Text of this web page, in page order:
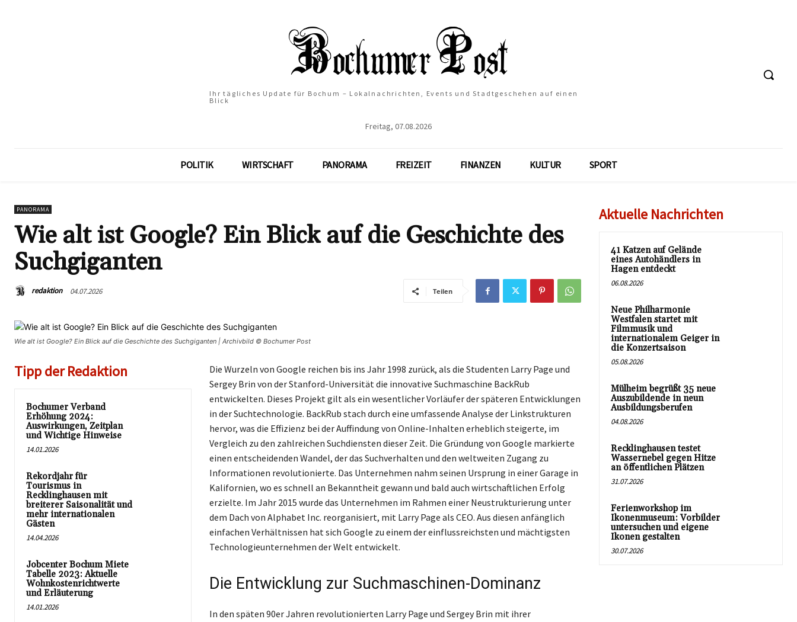
Ihr tägliches Update für Bochum – Lokalnachrichten, Events und Stadtgeschehen auf einen
Blick
Freitag, 07.08.2026
POLITIK WIRTSCHAFT PANORAMA FREIZEIT FINANZEN KULTUR SPORT
PANORAMA
Wie alt ist Google? Ein Blick auf die Geschichte des
Suchgiganten
redaktion 04.07.2026 Teilen
Wie alt ist Google? Ein Blick auf die Geschichte des Suchgiganten | Archivbild © Bochumer Post
Tipp der Redaktion
Bochumer Verband
Erhöhung 2024:
Auswirkungen, Zeitplan
und Wichtige Hinweise
14.01.2026
Rekordjahr für
Tourismus in
Recklinghausen mit
breiterer Saisonalität und
mehr internationalen
Gästen
14.04.2026
Jobcenter Bochum Miete
Tabelle 2023: Aktuelle
Wohnkostenrichtwerte
und Erläuterung
14.01.2026
Die Wurzeln von Google reichen bis ins Jahr 1998 zurück, als die Studenten Larry Page und
Sergey Brin von der Stanford-Universität die innovative Suchmaschine BackRub
entwickelten. Dieses Projekt gilt als ein wesentlicher Vorläufer der späteren Entwicklungen
in der Suchtechnologie. BackRub stach durch eine umfassende Analyse der Linkstrukturen
hervor, was die Effizienz bei der Auffindung von Online-Inhalten erheblich steigerte, im
Vergleich zu den zahlreichen Suchdiensten dieser Zeit. Die Gründung von Google markierte
einen entscheidenden Wandel, der das Suchverhalten und den weltweiten Zugang zu
Informationen revolutionierte. Das Unternehmen nahm seinen Ursprung in einer Garage in
Kalifornien, wo es schnell an Bekanntheit gewann und bald auch wirtschaftlichen Erfolg
erzielte. Im Jahr 2015 wurde das Unternehmen im Rahmen einer Neustrukturierung unter
dem Dach von Alphabet Inc. reorganisiert, mit Larry Page als CEO. Aus diesen anfänglich
einfachen Verhältnissen hat sich Google zu einem der einflussreichsten und mächtigsten
Technologieunternehmen der Welt entwickelt.
Die Entwicklung zur Suchmaschinen-Dominanz
In den späten 90er Jahren revolutionierten Larry Page und Sergey Brin mit ihrer
Aktuelle Nachrichten
41 Katzen auf Gelände
eines Autohändlers in
Hagen entdeckt
06.08.2026
Neue Philharmonie
Westfalen startet mit
Filmmusik und
internationalem Geiger in
die Konzertsaison
05.08.2026
Mülheim begrüßt 35 neue
Auszubildende in neun
Ausbildungsberufen
04.08.2026
Recklinghausen testet
Wassernebel gegen Hitze
an öffentlichen Plätzen
31.07.2026
Ferienworkshop im
Ikonenmuseum: Vorbilder
untersuchen und eigene
Ikonen gestalten
30.07.2026